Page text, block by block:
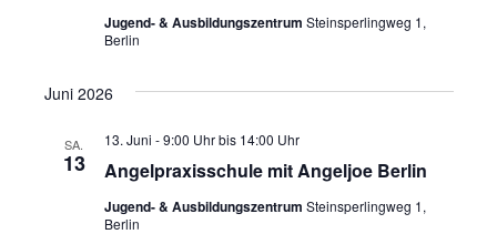
Jugend- & Ausbildungszentrum Steinsperlingweg 1,
Berlin
Juni 2026
SA.
13 Angelpraxisschule mit Angeljoe Berlin
13. Juni - 9:00 Uhrbis 14:00 Uhr
Jugend- & Ausbildungszentrum Steinsperlingweg 1,
Berlin